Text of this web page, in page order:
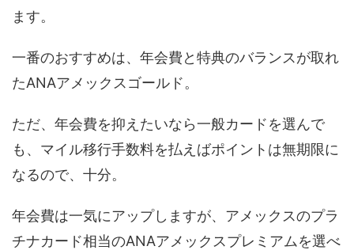
ます。
一番のおすすめは、年会費と特典のバランスが取れ
たANAアメックスゴールド。
ただ、年会費を抑えたいなら一般カードを選んで
も、マイル移行手数料を払えばポイントは無期限に
なるので、十分。
年会費は一気にアップしますが、アメックスのプラ
チナカード相当のANAアメックスプレミアムを選べ